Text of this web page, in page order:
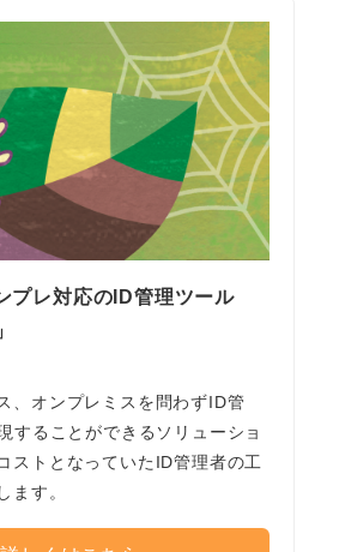
プレ対応のID管理ツール
、オンプレミスを問わずID管
することができるソリューショ
ストとなっていたID管理者の工
ます。